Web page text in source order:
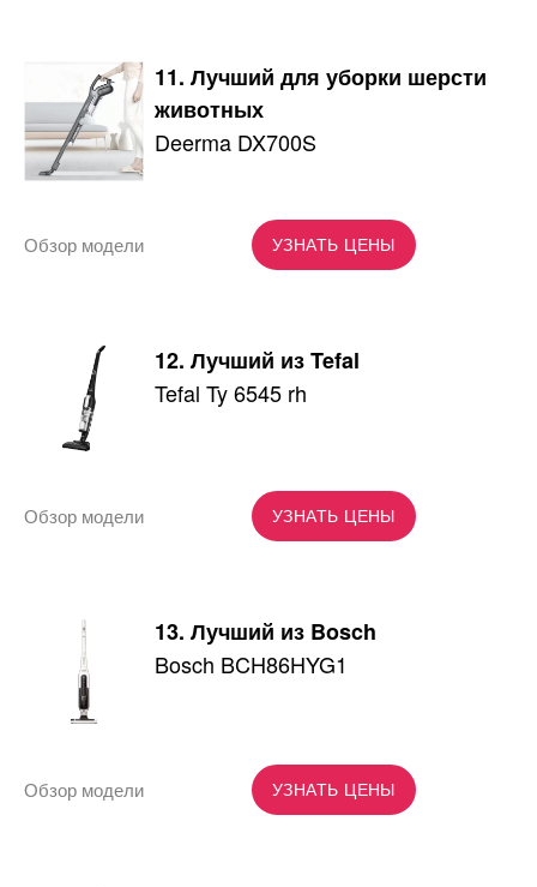
11. Лучший для уборки шерсти
животных
Deerma DX700S
УЗНАТЬ ЦЕНЫ
Обзор модели
12. Лучший из Tefal
Tefal Ty 6545 rh
УЗНАТЬ ЦЕНЫ
Обзор модели
13. Лучший из Bosch
Bosch BCH86HYG1
УЗНАТЬ ЦЕНЫ
Обзор модели